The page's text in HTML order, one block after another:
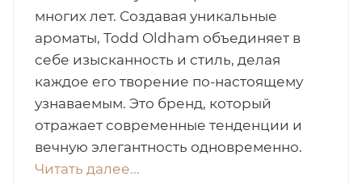
/ Нишевая
многих лет. Создавая уникальные
ароматы, Todd Oldham объединяет в
себе изысканность и стиль, делая
каждое его творение по-настоящему
узнаваемым. Это бренд, который
отражает современные тенденции и
вечную элегантность одновременно.
Читать далее...